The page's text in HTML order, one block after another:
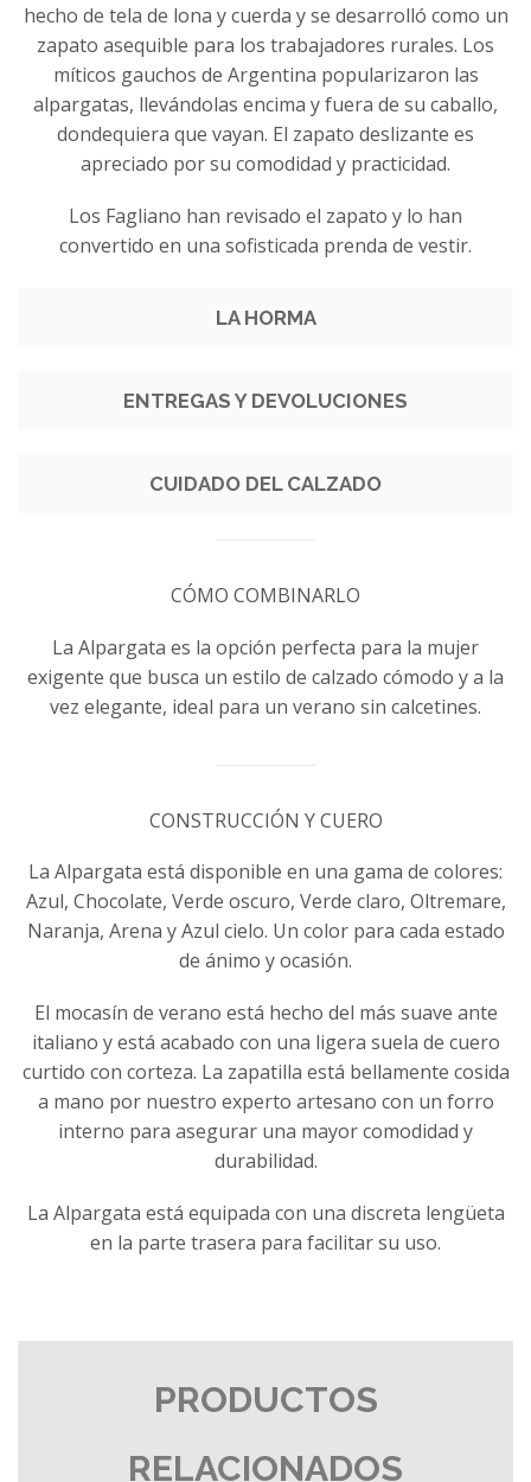
hecho de tela de lona y cuerda y se desarrolló como un
zapato asequible para los trabajadores rurales. Los
míticos gauchos de Argentina popularizaron las
alpargatas, llevándolas encima y fuera de su caballo,
dondequiera que vayan. El zapato deslizante es
apreciado por su comodidad y practicidad.
Los Fagliano han revisado el zapato y lo han
convertido en una sofisticada prenda de vestir.
LA HORMA
ENTREGAS Y DEVOLUCIONES
CUIDADO DEL CALZADO
CÓMO COMBINARLO
La Alpargata es la opción perfecta para la mujer
exigente que busca un estilo de calzado cómodo y a la
vez elegante, ideal para un verano sin calcetines.
CONSTRUCCIÓN Y CUERO
La Alpargata está disponible en una gama de colores:
Azul, Chocolate, Verde oscuro, Verde claro, Oltremare,
Naranja, Arena y Azul cielo. Un color para cada estado
de ánimo y ocasión.
El mocasín de verano está hecho del más suave ante
italiano y está acabado con una ligera suela de cuero
curtido con corteza. La zapatilla está bellamente cosida
a mano por nuestro experto artesano con un forro
interno para asegurar una mayor comodidad y
durabilidad.
La Alpargata está equipada con una discreta lengüeta
en la parte trasera para facilitar su uso.
PRODUCTOS
RELACIONADOS